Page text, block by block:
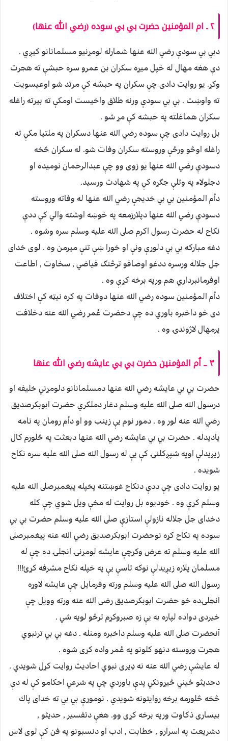
٢ ـ ام المؤمنين حضرت بي بي سوده (رضي الله عنها)
دبي بي سودې رضي الله عنها شمارله لومړنيو مسلمانانو كيږي .
دې هغه مهال له خپل ميړه سكران بن عمرو سره حبشې ته هجرت
وكړ. يو روايت دادى چې سكران په حبشه كې مرتد شو اوعيسويت
ته واوښت . بي بي سودې ورنه طلاق واخيست اومكې ته بيرته راغله
سكران هماغلته په حبشه كې مړ شو .
بل روايت دادی چې سوده رضي الله عنها دسكران په ملتيا مكې ته
راغله اوڅو ورځې وروسته سكران وفات شو. له سكران څخه
دسودې رضي الله عنها يو زوى وو چې عبدالرحمان نوميده او
دجلولاء په وتلې جګړه كې په شهادت ورسيد.
داُم المؤمنين بي بي خديجې رضي الله عنها له وفاته وروسته
دسودې رضي الله عنها دپلارزمعه په خوښه اوشته والي كې ددې
نكاح له حضرت رسول اكرم صلى الله عليه وسلم سره وشوه .
دغه مباركه بي بي دلوړې ونې او خورا ښې تنې ميرمن وه . لوى خدای
جل جلاله ورسره ددغو اوصافو ترڅنګ فياضي , سخاوت , اطاعت
اوفرمانبرداري هم ورپه برخه كړې وه .
داُم المؤمنين سوده رضي الله عنها دوفات په كره نيټه كې اختلاف
دى خو داخبره باوري ده چې دحضرت عُمر رضي الله عنه دخلافت
پرمهال لاژوندۍ وه .
٣ ــ اُم المؤمنين حضرت بي بي عايشه رضي الله عنها
حضرت بي بي عايشه رضي الله عنها دمسلمانانو دلومړني خليفه او
درسول الله صلى الله عليه وسلم دغار دملګري حضرت ابوبكرصديق
رضي الله عنه لور وه . دمور نوم يې زينب وو او داُم رومان په نامه
ياديدله . حضرت بي بي عايشه رضي الله عنها دبعثت په څلورم كال
زيږيدلې اوپه شپږكلنۍ كې يې له رسول الله صلى الله عليه سره نكاح
شويده .
يو روايت دادى چې ددې دنكاح غوښتنه پخپله پيغمبرصلى الله عليه
وسلم كړې وه . خوديوه بل روايت له مخې ويل شوي چې كله
دخدای جل جلاله نازولې استازې صلى الله عليه وسلم حضرت بي بي
سوده په نكاح كړه نوحضرت ابوبكرصديق رضي الله عنه پيغمبرصلى
الله عليه وسلم ته عرض وكړچې عايشه لومړنۍ انجلۍ ده چې له
مسلمان پلاره زيږيدلې نوكه تاسې يې په خپله نكاح مشرفه كړئ!!!
رسول الله صلى الله عليه وسلم ورته وفرمايل چې عايشه لاوړه
انجلۍده خو حضرت ابوبكرصديق رضى الله عنه ورته وويل چې
خيردى دواده لپاره به يې زه صبروكړم ترڅو لويه شي .
آنحضرت صلى الله عليه وسلم داخبره ومنله . دغه بي بي ترنبوي
هجرت وروسته دنهو كلونو په عُمر واده كړى شوه .
له عايشې رضي الله عنه نه ډيرى نبوي احاديث روايت كړل شويدي .
دحديثو ځيني څيړونكي پدې باوردي چې په شرعي احكامو كې له دې
څخه څلورمه برخه روايتونه شويدي . نوموړې بي بي ته خدای پاك
بيسارى ذكاوت ورپه برخه كړى وو. هغې دتفسير , حديثو ,
دشريعت په اسرارو , خطابت , ادب او دنسبونو په فن كې لوى لاس